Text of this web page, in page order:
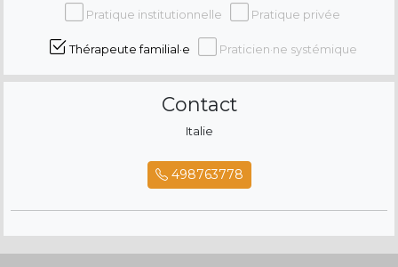
Pratique institutionnelle Pratique privée
Thérapeute familial·e Praticien·ne systémique
Contact
Italie
498763778